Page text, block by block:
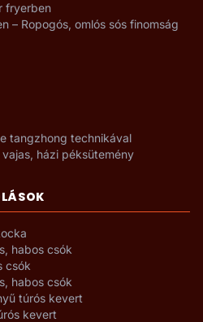
fryerben
– Ropogós, omlós sós finomság
tangzhong technikával
házi péksütemény
habos csók
csók
habos csók
túrós kevert
kevert